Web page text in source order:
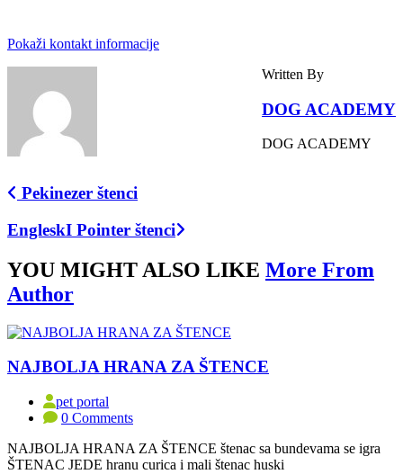
Pokaži kontakt informacije
Written By
DOG ACADEMY
DOG ACADEMY
Pekinezer štenci
EngleskI Pointer štenci
YOU MIGHT ALSO LIKE More From
Author
NAJBOLJA HRANA ZA ŠTENCE
pet portal
0 Comments
NAJBOLJA HRANA ZA ŠTENCE štenac sa bundevama se igra
ŠTENAC JEDE hranu curica i mali štenac huski